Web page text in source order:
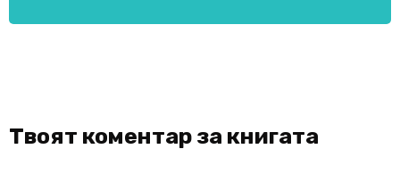
Твоят коментар за книгата